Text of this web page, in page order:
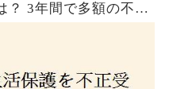
？ 3年間で多額の不正